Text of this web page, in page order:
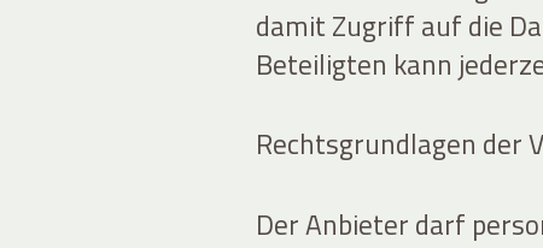
damit Zugriff auf die
Beteiligten kann
Rechtsgrundlagen der
Der Anbieter darf